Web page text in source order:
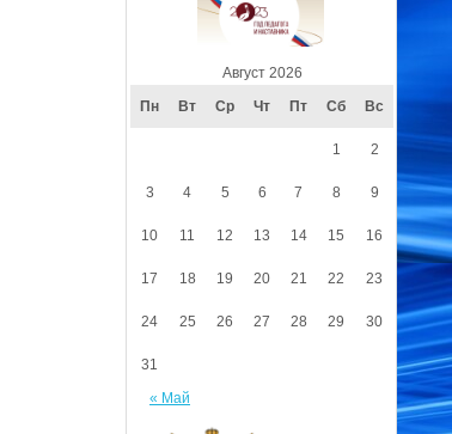
Август 2026
Пн
Вт Ср Чт Пт Сб Вс
1 2
3 4 5 6 7 8 9
10 11 12 13 14 15 16
17 18 19 20 21 22 23
24 25 26 27 28 29 30
31
« Май